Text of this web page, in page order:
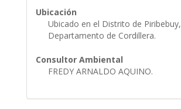
Ubicación
Ubicado en el Distrito de Piribebuy,
Departamento de Cordillera.
Consultor Ambiental
FREDY ARNALDO AQUINO.